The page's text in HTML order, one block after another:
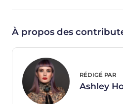
À propos des
RÉDIGÉ PAR
Ashley